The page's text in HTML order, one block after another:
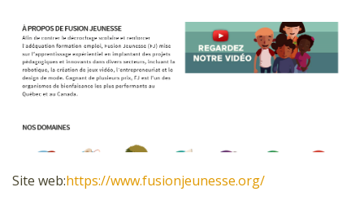
Site web:https://www.fusionjeunesse.org/